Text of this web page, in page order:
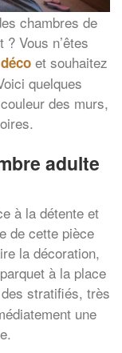
chambres de
Vous n’êtes
et souhaitez
quelques
des murs,
adulte
à la détente et
de cette pièce
la décoration,
à la place
stratifiés, très
une